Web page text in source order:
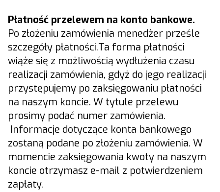
Płatność przelewem na konto bankowe.
Po złożeniu zamówienia menedżer prześle
szczegóły płatności.Ta forma płatności
wiąże się z możliwością wydłużenia czasu
realizacji zamówienia, gdyż do jego realizacji
przystępujemy po zaksięgowaniu płatności
na naszym koncie. W tytule przelewu
prosimy podać numer zamówienia.
Informacje dotyczące konta bankowego
zostaną podane po złożeniu zamówienia. W
momencie zaksięgowania kwoty na naszym
koncie otrzymasz e-mail z potwierdzeniem
zapłaty.